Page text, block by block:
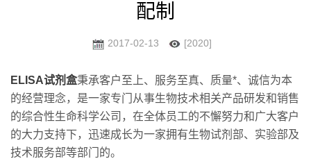
配制
2017-02-13 [2020]
ELISA试剂盒秉承客户至上、服务至真、质量*、诚信为本
的经营理念，是一家专门从事生物技术相关产品研发和销售
的综合性生命科学公司，在全体员工的不懈努力和广大客户
的大力支持下，迅速成长为一家拥有生物试剂部、实验部及
技术服务部等部门的。